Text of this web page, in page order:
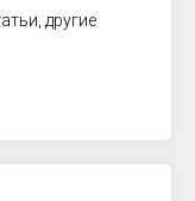
другие